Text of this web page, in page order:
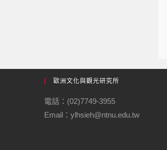
歐洲文化與觀光研究所
電話：(02)7749-3955
Email：ylhsieh@ntnu.edu.tw